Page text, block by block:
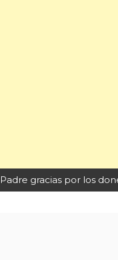
Padre gracias por los